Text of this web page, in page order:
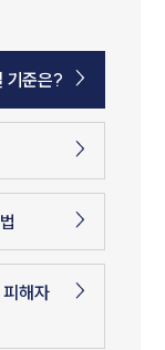
기준은?
해자